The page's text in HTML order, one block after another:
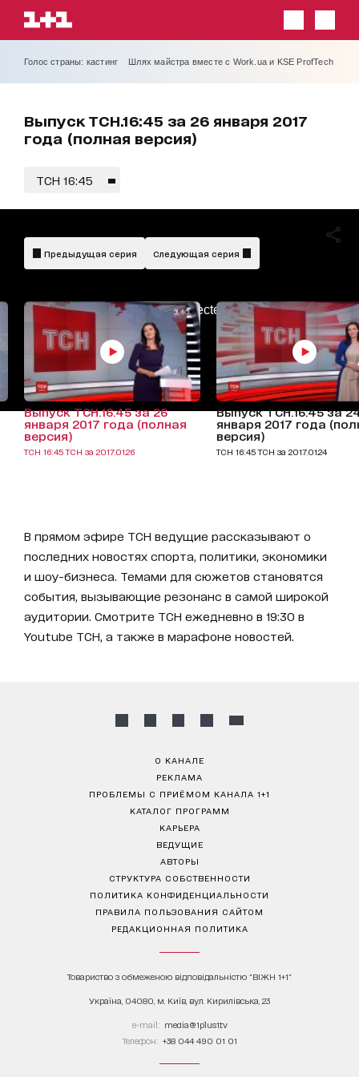
Голос страны: кастинг Шлях майстра вместе с Work.ua и KSE ProfTech
Выпуск ТСН.16:45 за 26 января 2017
года (полная версия)
ТСН 16:45
AdBlockDetected!
Предыдущая серия Следующая серия
Выпуск ТСН.16:45 за 26
января 2017 года (полная
версия)
ТСН 16:45 ТСН за 2017.01.26
Выпуск ТСН.16:45 за
января 2017 года
версия)
ТСН 16:45 ТСН за 2017.01.24
В прямом эфире ТСН ведущие рассказывают о
последних новостях спорта, политики, экономики
и шоу-бизнеса. Темами для сюжетов становятся
события, вызывающие резонанс в самой широкой
аудитории. Смотрите ТСН ежедневно в 19:30 в
Youtube ТСН, а также в марафоне новостей.
О КАНАЛЕ
РЕКЛАМА
ПРОБЛЕМЫ С ПРИЁМОМ КАНАЛА 1+1
КАТАЛОГ ПРОГРАММ
КАРЬЕРА
ВЕДУЩИЕ
АВТОРЫ
СТРУКТУРА СОБСТВЕННОСТИ
ПОЛИТИКА КОНФИДЕНЦИАЛЬНОСТИ
ПРАВИЛА ПОЛЬЗОВАНИЯ САЙТОМ
РЕДАКЦИОННАЯ ПОЛИТИКА
Товариство з обмеженою відповідальністю "ВІЖН 1+1"
Україна, 04080, м. Київ, вул. Кирилівська, 23
е-mail: media@1plus1.tv
Телефон: +38 044 490 01 01